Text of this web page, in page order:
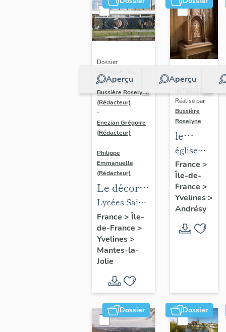
Aperçu
Dossier
IM78002670 |
Réalisé par
Bussière Roselyne
(Rédacteur)
-
Enezian Grégoire
(Rédacteur)
-
Philippe
Emmanuelle
(Rédacteur)
Le décor
des lycées
de Mantes
Lycées Saint-
Exupéry et
Jean Rostand
France > Île-
de-France >
Yvelines>
Mantes-la-
Jolie
Aperçu
Dossier
Réalisé par
Bussière
Roselyne
le
mobilier
de
l'église
Saint-
Germain-
de-
Paris
église
paroissiale
Saint-
Germain
France >
Île-de-
France >
Yvelines>
Andrésy
Dossier Dossier